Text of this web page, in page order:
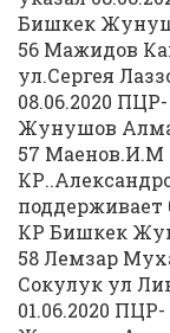
Бишкек
56 Мажидов
ул.Сергея
08.06.2020
Жунушов
57 Маенов.И.М
поддерживает
КР Бишкек
58 Лемзар
Сокулук ул
01.06.2020